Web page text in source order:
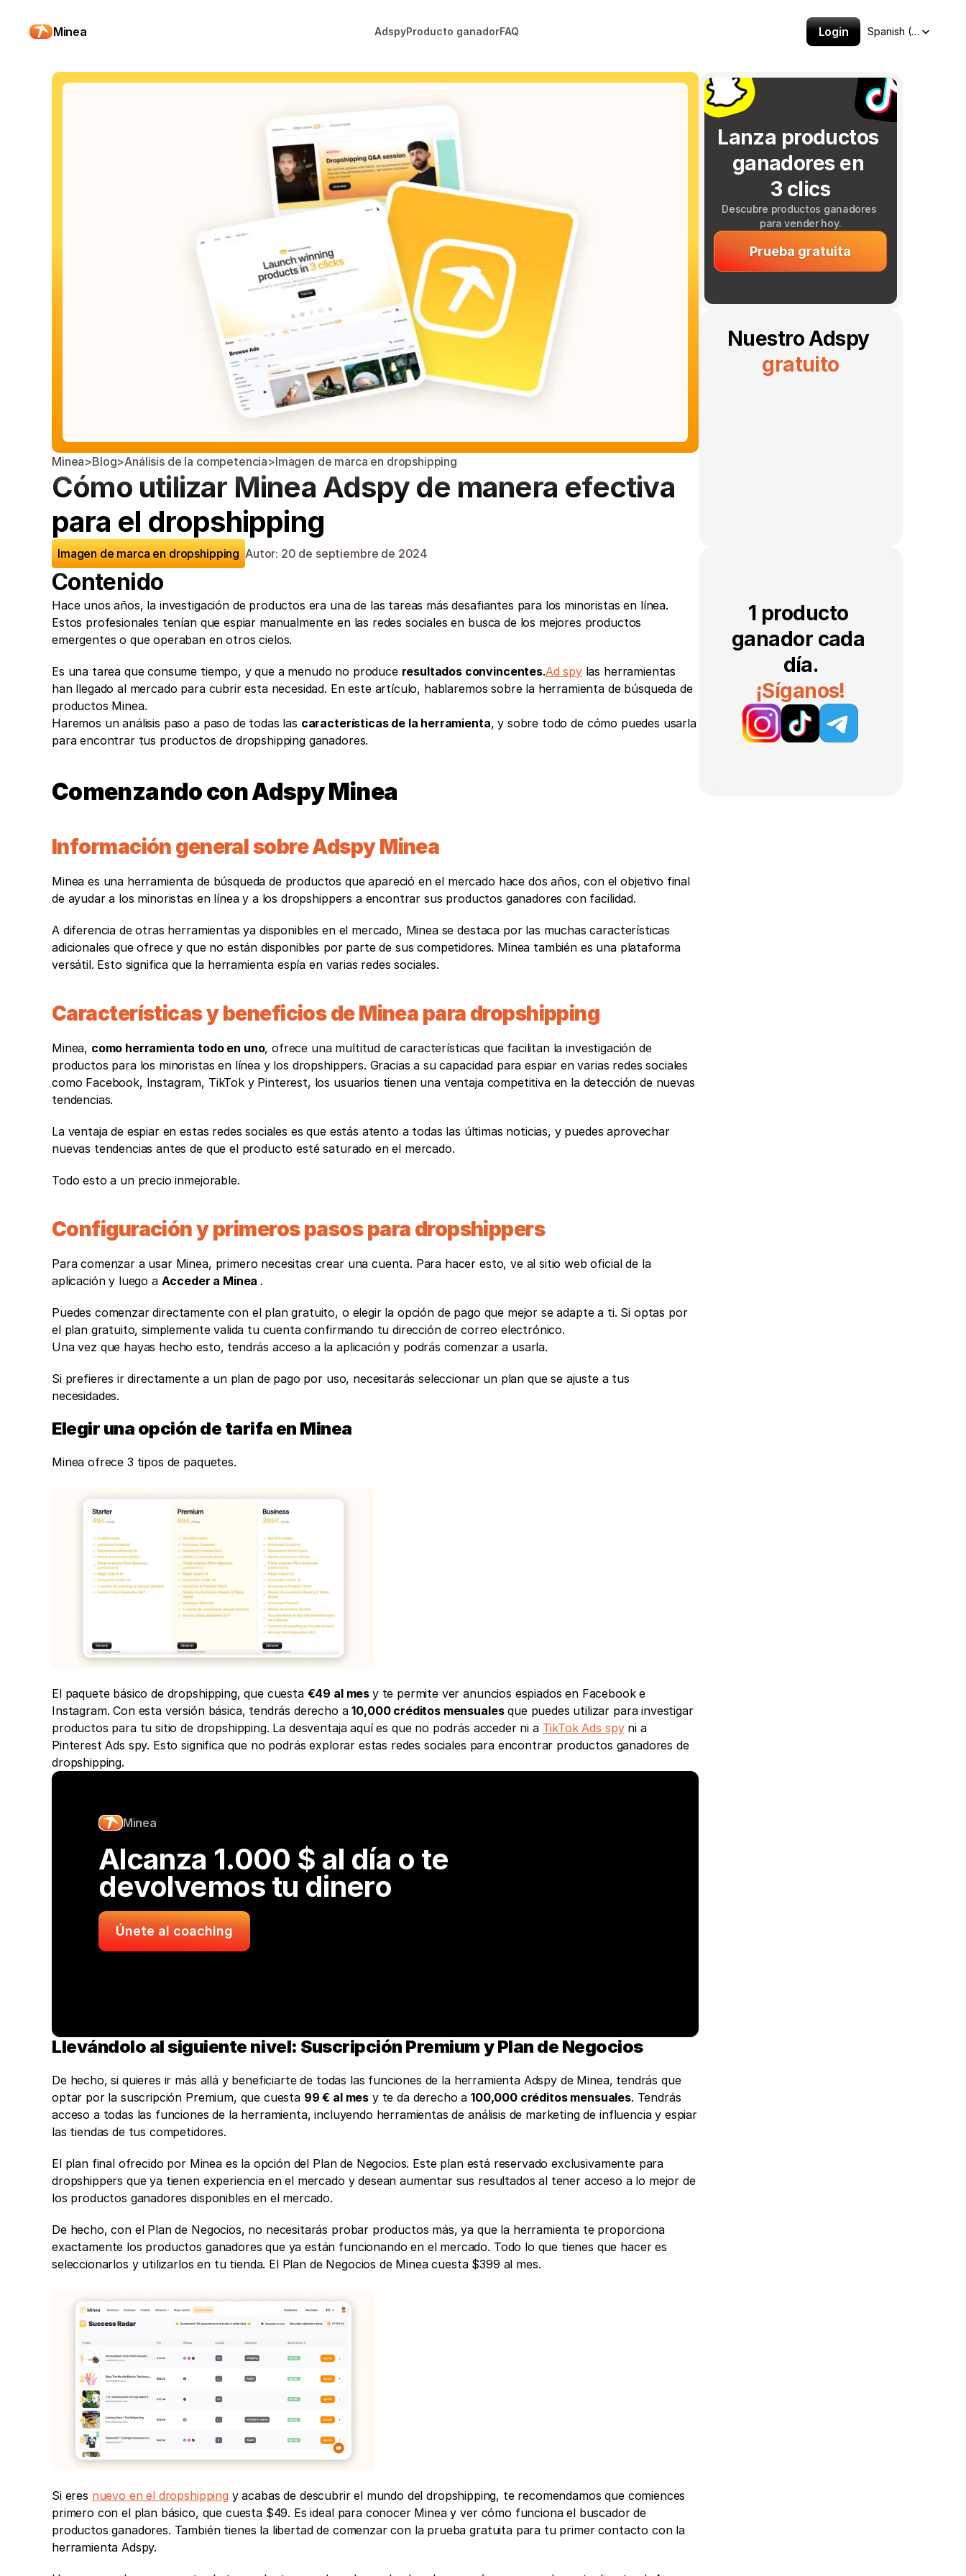
Minea AdspyProducto ganadorFAQ Login
Select Language
Spanish (Spain)
Minea>Blog>Análisis de la competencia>Imagen de marca en dropshipping
Cómo utilizar Minea Adspy de manera efectiva
para el dropshipping
Imagen de marca en dropshipping Autor: 20 de septiembre de 2024
Contenido
Hace unos años, la investigación de productos era una de las tareas más desafiantes para los minoristas en línea.
Estos profesionales tenían que espiar manualmente en las redes sociales en busca de los mejores productos
emergentes o que operaban en otros cielos.
Es una tarea que consume tiempo, y que a menudo no produce resultados convincentes.Ad spy las herramientas
han llegado al mercado para cubrir esta necesidad. En este artículo, hablaremos sobre la herramienta de búsqueda de
productos Minea.
Haremos un análisis paso a paso de todas las características de la herramienta, y sobre todo de cómo puedes usarla
para encontrar tus productos de dropshipping ganadores.
Comenzando con Adspy Minea
Información general sobre Adspy Minea
Minea es una herramienta de búsqueda de productos que apareció en el mercado hace dos años, con el objetivo final
de ayudar a los minoristas en línea y a los dropshippers a encontrar sus productos ganadores con facilidad.
A diferencia de otras herramientas ya disponibles en el mercado, Minea se destaca por las muchas características
adicionales que ofrece y que no están disponibles por parte de sus competidores. Minea también es una plataforma
versátil. Esto significa que la herramienta espía en varias redes sociales.
Características y beneficios de Minea para dropshipping
Minea, como herramienta todo en uno, ofrece una multitud de características que facilitan la investigación de
productos para los minoristas en línea y los dropshippers. Gracias a su capacidad para espiar en varias redes sociales
como Facebook, Instagram, TikTok y Pinterest, los usuarios tienen una ventaja competitiva en la detección de nuevas
tendencias.
La ventaja de espiar en estas redes sociales es que estás atento a todas las últimas noticias, y puedes aprovechar
nuevas tendencias antes de que el producto esté saturado en el mercado.
Todo esto a un precio inmejorable.
Configuración y primeros pasos para dropshippers
Para comenzar a usar Minea, primero necesitas crear una cuenta. Para hacer esto, ve al sitio web oficial de la
aplicación y luego a Acceder a Minea .
Puedes comenzar directamente con el plan gratuito, o elegir la opción de pago que mejor se adapte a ti. Si optas por
el plan gratuito, simplemente valida tu cuenta confirmando tu dirección de correo electrónico.
Una vez que hayas hecho esto, tendrás acceso a la aplicación y podrás comenzar a usarla.
Si prefieres ir directamente a un plan de pago por uso, necesitarás seleccionar un plan que se ajuste a tus
necesidades.
Elegir una opción de tarifa en Minea
Minea ofrece 3 tipos de paquetes.
El paquete básico de dropshipping, que cuesta €49 al mes y te permite ver anuncios espiados en Facebook e
Instagram. Con esta versión básica, tendrás derecho a 10,000 créditos mensuales que puedes utilizar para investigar
productos para tu sitio de dropshipping. La desventaja aquí es que no podrás acceder ni a TikTok Ads spy ni a
Pinterest Ads spy. Esto significa que no podrás explorar estas redes sociales para encontrar productos ganadores de
dropshipping.
Minea
Alcanza 1.000 $ al día o te
devolvemos tu dinero
Únete al coaching
Llevándolo al siguiente nivel: Suscripción Premium y Plan de Negocios
De hecho, si quieres ir más allá y beneficiarte de todas las funciones de la herramienta Adspy de Minea, tendrás que
optar por la suscripción Premium, que cuesta 99 € al mes y te da derecho a 100,000 créditos mensuales. Tendrás
acceso a todas las funciones de la herramienta, incluyendo herramientas de análisis de marketing de influencia y espiar
las tiendas de tus competidores.
El plan final ofrecido por Minea es la opción del Plan de Negocios. Este plan está reservado exclusivamente para
dropshippers que ya tienen experiencia en el mercado y desean aumentar sus resultados al tener acceso a lo mejor de
los productos ganadores disponibles en el mercado.
De hecho, con el Plan de Negocios, no necesitarás probar productos más, ya que la herramienta te proporciona
exactamente los productos ganadores que ya están funcionando en el mercado. Todo lo que tienes que hacer es
seleccionarlos y utilizarlos en tu tienda. El Plan de Negocios de Minea cuesta $399 al mes.
Si eres nuevo en el dropshipping y acabas de descubrir el mundo del dropshipping, te recomendamos que comiences
primero con el plan básico, que cuesta $49. Es ideal para conocer Minea y ver cómo funciona el buscador de
productos ganadores. También tienes la libertad de comenzar con la prueba gratuita para tu primer contacto con la
herramienta Adspy.
Lanza productos
ganadores en
3 clics
Descubre productos ganadores
para vender hoy.
Prueba gratuita
Nuestro Adspy
gratuito
1 producto
ganador cada
día.
¡Síganos!